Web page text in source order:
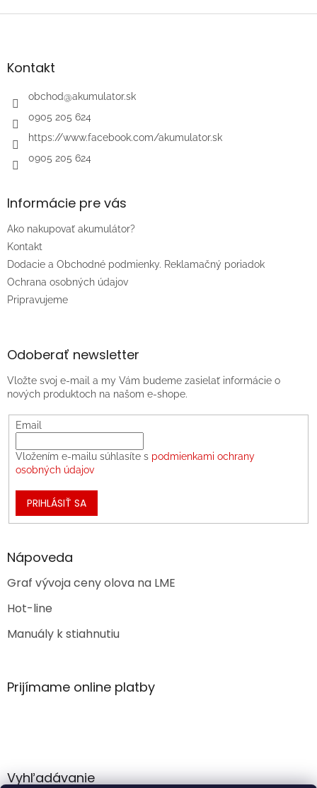
Z
äKontakt
obchod@akumulator.sk
0905 205 624
https://www.facebook.com/akumulator.sk
0905 205 624
Informácie pre vás
Ako nakupovať akumulátor?
Kontakt
Dodacie a Obchodné podmienky. Reklamačný poriadok
Ochrana osobných údajov
Pripravujeme
Odoberať newsletter
Vložte svoj e-mail a my Vám budeme zasielať informácie o
nových produktoch na našom e-shope.
Email
Vložením e-mailu súhlasíte s podmienkami ochrany
osobných údajov
PRIHLÁSIŤ SA
Nápoveda
Graf vývoja ceny olova na LME
Hot-line
Manuály k stiahnutiu
Prijímame online platby
Vyhľadávanie